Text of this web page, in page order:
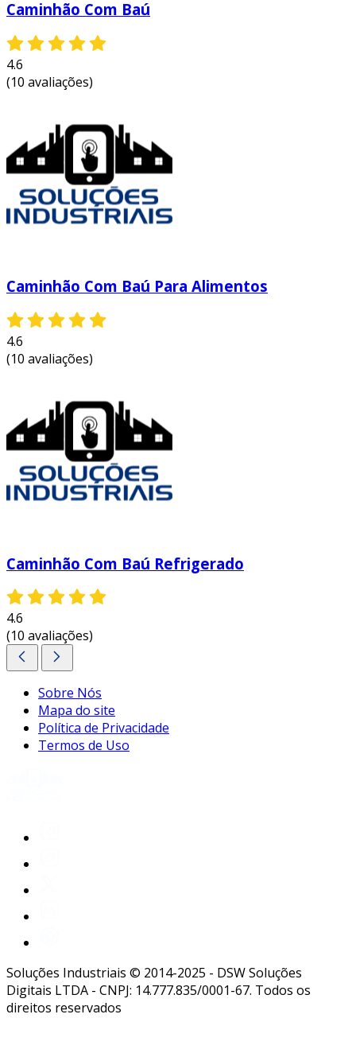
Caminhão Com Baú
4.6
(10 avaliações)
Caminhão Com Baú Para Alimentos
4.6
(10 avaliações)
Caminhão Com Baú Refrigerado
4.6
(10 avaliações)
Sobre Nós
Mapa do site
Política de Privacidade
Termos de Uso
Soluções Industriais © 2014-2025 - DSW Soluções
Digitais LTDA - CNPJ: 14.777.835/0001-67. Todos os
direitos reservados